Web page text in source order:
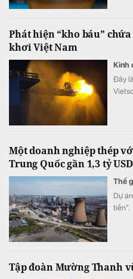
cùng
Phát hiện “kho báu”
khơi Việt Nam
Kinh
Đây
Một doanh nghiệp thép
Trung Quốc gần 1,3 tỷ USD
Thế
Dự
tiền".
Tập đoàn Mường Thanh